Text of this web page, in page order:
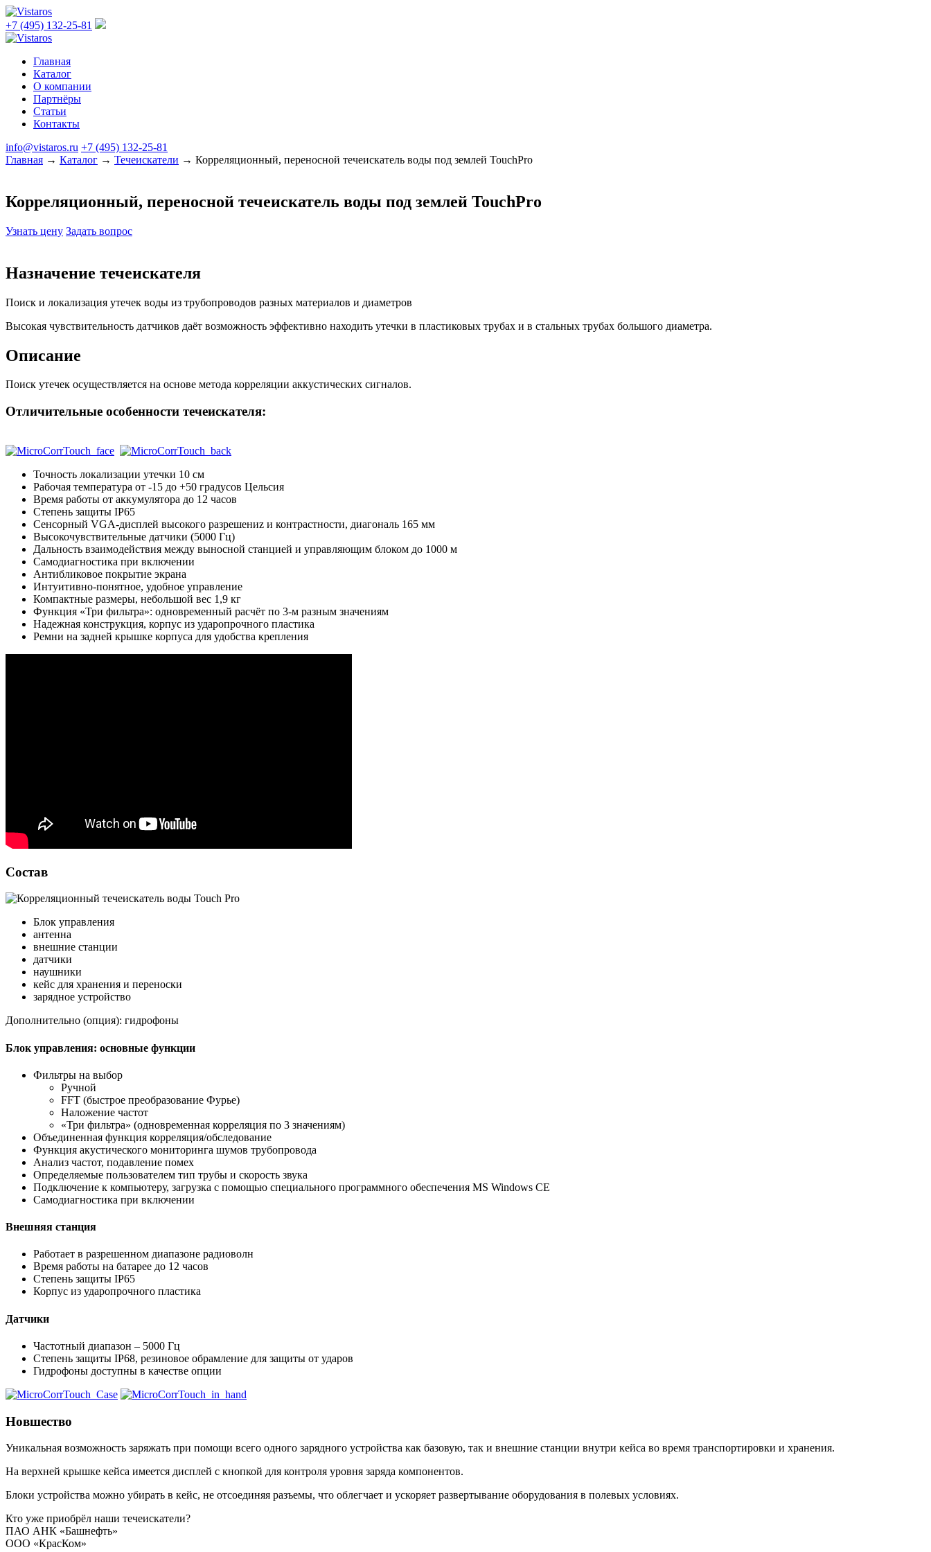
+7 (495) 132-25-81
Главная
Каталог
О компании
Партнёры
Статьи
Контакты
info@vistaros.ru +7 (495) 132-25-81
Главная → Каталог → Течеискатели → Корреляционный, переносной течеискатель воды под землей TouchPro
Корреляционный, переносной течеискатель воды под землей TouchPro
Узнать цену Задать вопрос
Назначение течеискателя
Поиск и локализация утечек воды из трубопроводов разных материалов и диаметров
Высокая чувствительность датчиков даёт возможность эффективно находить утечки в пластиковых трубах и в стальных трубах большого диаметра.
Описание
Поиск утечек осуществляется на основе метода корреляции аккустических сигналов.
Отличительные особенности течеискателя:
Точность локализации утечки 10 см
Рабочая температура от -15 до +50 градусов Цельсия
Время работы от аккумулятора до 12 часов
Степень защиты IP65
Сенсорный VGA-дисплей высокого разрешениz и контрастности, диагональ 165 мм
Высокочувствительные датчики (5000 Гц)
Дальность взаимодействия между выносной станцией и управляющим блоком до 1000 м
Самодиагностика при включении
Антибликовое покрытие экрана
Интуитивно-понятное, удобное управление
Компактные размеры, небольшой вес 1,9 кг
Функция «Три фильтра»: одновременный расчёт по 3-м разным значениям
Надежная конструкция, корпус из ударопрочного пластика
Ремни на задней крышке корпуса для удобства крепления
Состав
Блок управления
антенна
внешние станции
датчики
наушники
кейс для хранения и переноски
зарядное устройство
Дополнительно (опция): гидрофоны
Блок управления: основные функции
Фильтры на выбор
Ручной
FFT (быстрое преобразование Фурье)
Наложение частот
«Три фильтра» (одновременная корреляция по 3 значениям)
Объединенная функция корреляция/обследование
Функция акустического мониторинга шумов трубопровода
Анализ частот, подавление помех
Определяемые пользователем тип трубы и скорость звука
Подключение к компьютеру, загрузка с помощью специального программного обеспечения MS Windows CE
Самодиагностика при включении
Внешняя станция
Работает в разрешенном диапазоне радиоволн
Время работы на батарее до 12 часов
Степень защиты IP65
Корпус из ударопрочного пластика
Датчики
Частотный диапазон – 5000 Гц
Степень защиты IP68, резиновое обрамление для защиты от ударов
Гидрофоны доступны в качестве опции
Новшество
Уникальная возможность заряжать при помощи всего одного зарядного устройства как базовую, так и внешние станции внутри кейса во время транспортировки и хранения.
На верхней крышке кейса имеется дисплей с кнопкой для контроля уровня заряда компонентов.
Блоки устройства можно убирать в кейс, не отсоединяя разъемы, что облегчает и ускоряет развертывание оборудования в полевых условиях.
Кто уже приобрёл наши течеискатели?
ПАО АНК «Башнефть»
ООО «КрасКом»